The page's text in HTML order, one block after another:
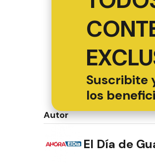
Suscribite
los
Autor
El Día de